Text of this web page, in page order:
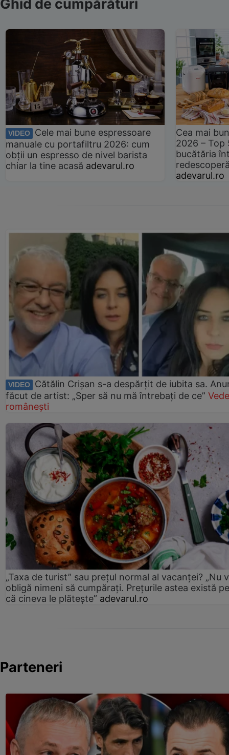
Ghid de cumpărături
VIDEO
Cele mai bune espressoare
manuale cu portafiltru 2026: cum
obții un espresso de nivel barista
chiar la tine acasă adevarul.ro
Cea mai
2026 –
bucătăria
adevarul.ro
VIDEO
Cătălin Crișan s-a despărțit de iubita sa.
făcut de artist: „Sper să nu mă întrebați de ce”
românești
„Taxa de turist” sau prețul normal al vacanței? „Nu
obligă nimeni să cumpărați. Prețurile astea există
că cineva le plătește” adevarul.ro
Parteneri